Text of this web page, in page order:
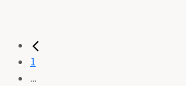
1
...